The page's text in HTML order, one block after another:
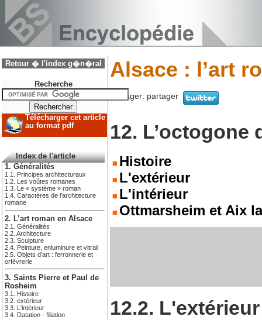
Retour � l'index g�n�ral
Recherche
Télécharger cet article
au format pdf
Index de l'article
1. Généralités
1.1. Principes architecturaux
1.2. Les voûtes romanes
1.3. Le « système » roman
1.4. Caractères de l’architecture
romane
2. L’art roman en Alsace
2.1. Généralités
2.2. Architecture
2.3. Sculpture
2.4. Peinture, enluminure et vitrail
2.5. Objets d’art : ferronnerie et
orfèvrerie
3. Saints Pierre et Paul de
Rosheim
3.1. Histoire
3.2. extérieur
3.3. L'intérieur
3.4. Datation - filiation
Alsace : l’art
Partager: partager
12. L’octogone
Histoire
L'extérieur
L'intérieur
Ottmarsheim et Aix
12.2. L'extérieur